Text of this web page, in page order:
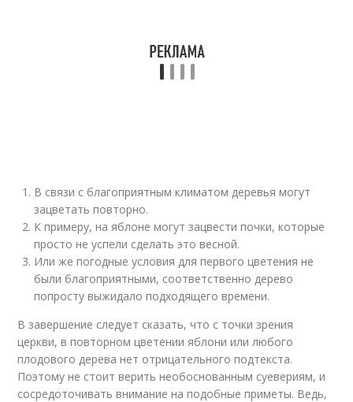
В связи с благоприятным климатом деревья могут
зацветать повторно.
К примеру, на яблоне могут зацвести почки, которые
просто не успели сделать это весной.
Или же погодные условия для первого цветения не
были благоприятными, соответственно дерево
попросту выжидало подходящего времени.
В завершение следует сказать, что с точки зрения
церкви, в повторном цветении яблони или любого
плодового дерева нет отрицательного подтекста.
Поэтому не стоит верить необоснованным суевериям, и
сосредоточивать внимание на подобные приметы. Ведь,